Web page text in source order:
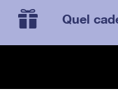
Quel